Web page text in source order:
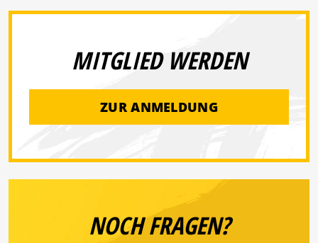
MITGLIED WERDEN
ZUR ANMELDUNG
NOCH FRAGEN?